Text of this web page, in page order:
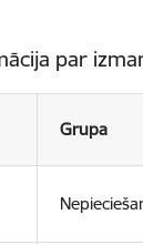
par
Grupa